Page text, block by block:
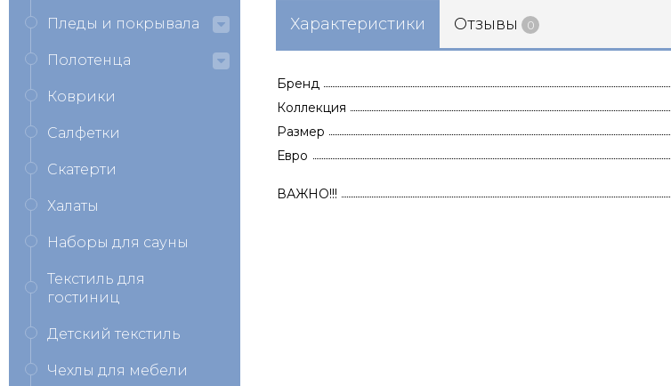
Характеристики Отзывы 0
Бренд
Коллекция
Размер
Евро
ВАЖНО!!!
Пледы и покрывала
Полотенца
Коврики
Салфетки
Скатерти
Халаты
Наборы для сауны
Текстиль для
гостиниц
Детский текстиль
Чехлы для мебели